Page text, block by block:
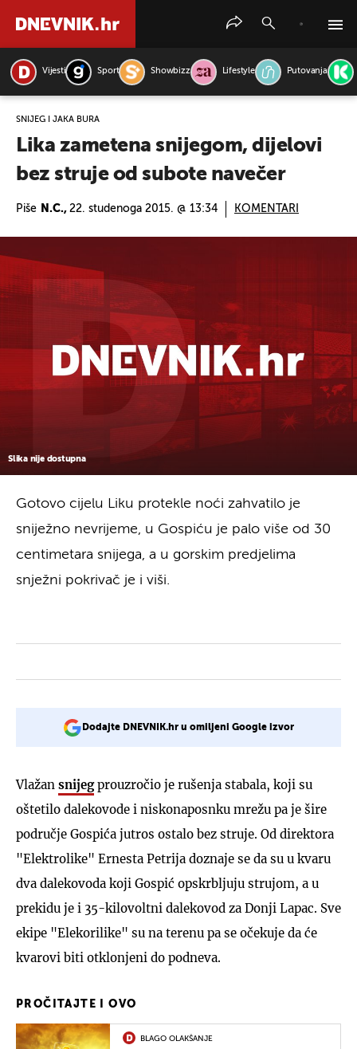
Vijesti Sport Showbizz Lifestyle Putovanja
SNIJEG I JAKA BURA
Lika zametena snijegom, dijelovi
bez struje od subote navečer
Piše N.C., 22. studenoga 2015. @ 13:34 KOMENTARI
Slika nije dostupna
Gotovo cijelu Liku protekle noći zahvatilo je
sniježno nevrijeme, u Gospiću je palo više od 30
centimetara snijega, a u gorskim predjelima
snježni pokrivač je i viši.
Dodajte DNEVNIK.hr u omiljeni Google izvor
Vlažan snijegprouzročio je rušenja stabala, koji su
oštetilo dalekovode i niskonaposnku mrežu pa je šire
područje Gospića jutros ostalo bez struje. Od direktora
"Elektrolike" Ernesta Petrija doznaje se da su u kvaru
dva dalekovoda koji Gospić opskrbljuju strujom, a u
prekidu je i 35-kilovoltni dalekovod za Donji Lapac. Sve
ekipe "Elekorilike" su na terenu pa se očekuje da će
kvarovi biti otklonjeni do podneva.
PROČITAJTE I OVO
BLAGO OLAKŠANJE
PRETRAŽITE VIJESTI